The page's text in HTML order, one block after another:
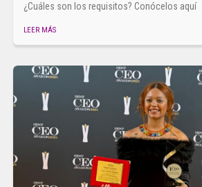
¿Cuáles son los requisitos? Conócelos aquí
LEER MÁS